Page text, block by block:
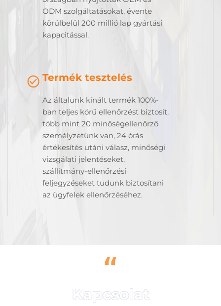
ODM szolgáltatásokat, évente
körülbelül 200 millió lap gyártási
kapacitással.
Termék tesztelés
Az általunk kínált termék 100%-
ban teljes körű ellenőrzést biztosít,
több mint 20 minőségellenőrző
személyzetünk van, 24 órás
értékesítés utáni válasz, minőségi
vizsgálati jelentéseket,
szállítmány-ellenőrzési
feljegyzéseket tudunk biztosítani
az ügyfelek ellenőrzéséhez.
“